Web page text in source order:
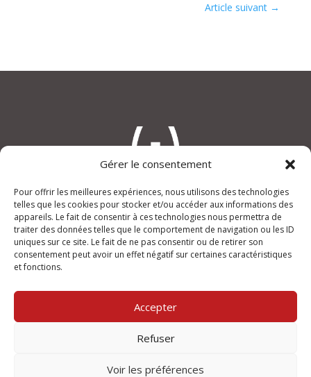
Gérer le consentement
Pour offrir les meilleures expériences, nous utilisons des technologies
telles que les cookies pour stocker et/ou accéder aux informations des
appareils. Le fait de consentir à ces technologies nous permettra de
traiter des données telles que le comportement de navigation ou les ID
uniques sur ce site. Le fait de ne pas consentir ou de retirer son
consentement peut avoir un effet négatif sur certaines caractéristiques
et fonctions.
Accepter
Refuser
Voir les préférences
Article suivant →
An(i)mage
“Le Verdi”, rue Joseph Lafond
13400 AUBAGNE
de 9h à 12h et de 14h à 18h.